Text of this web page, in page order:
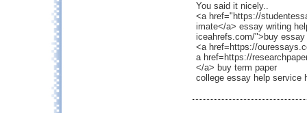
You said it nicely..
<a href="https://
imate</a> essay writing
iceahrefs.com/">buy
<a href=https://
a href=https://
</a> buy term paper
college essay help service